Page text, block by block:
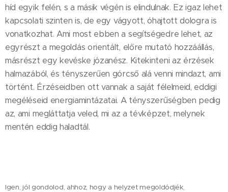
híd egyik felén, s a másik végén is elindulnak. Ez igaz lehet
kapcsolati szinten is, de egy vágyott, óhajtott dologra is
vonatkozhat. Ami most ebben a segítségedre lehet, az
egyrészt a megoldás orientált, előre mutató hozzáállás,
másrészt egy kevéske józanész. Kitekinteni az érzések
halmazából, és tényszerűen górcső alá venni mindazt, ami
történt. Érzéseidben ott vannak a saját félelmeid, eddigi
megéléseid energiamintázatai. A tényszerűségben pedig
az, ami megláttatja veled, mi az a tévképzet, melynek
mentén eddig haladtál.
Igen, jól gondolod, ahhoz, hogy a helyzet megoldódjék,